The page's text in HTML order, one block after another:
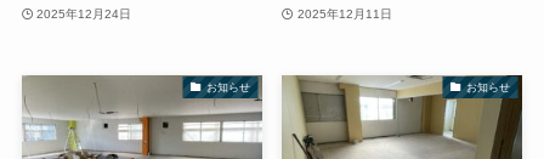
2025年12月24日 2025年12月11日
お知らせ お知らせ